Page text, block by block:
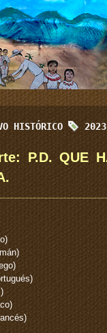
HISTÓRICO 2023
P.D. QUE